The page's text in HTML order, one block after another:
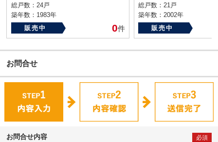
総戸数：24戸
築年数：1983年
販売中
0件
総戸数：21戸
築年数：2002年
販売中
お問合せ
お問合せ内容 必須